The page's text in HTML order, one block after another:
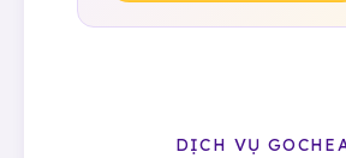
DỊCH VỤ